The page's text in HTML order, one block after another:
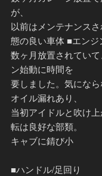
が、
以前はメンテナンス
態の良い車体 ■エンジ
数ヶ月放置されてい
ン始動に時間を
要しました。気にな
オイル漏れあり、
当初アイドルと吹け
転は良好な部類。
キャブに錆び小
■ハンドル/足回り